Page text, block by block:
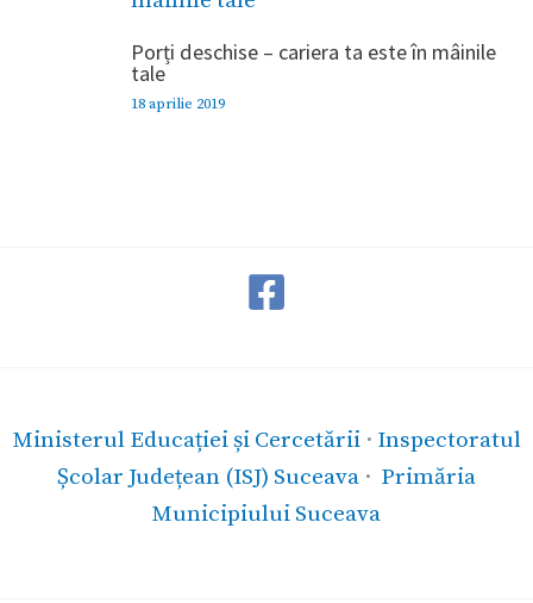
Porți deschise – cariera ta este în mâinile
tale
18 aprilie 2019
Ministerul Educației și Cercetării· Inspectoratul
Școlar Județean (ISJ) Suceava · Primăria
Municipiului Suceava